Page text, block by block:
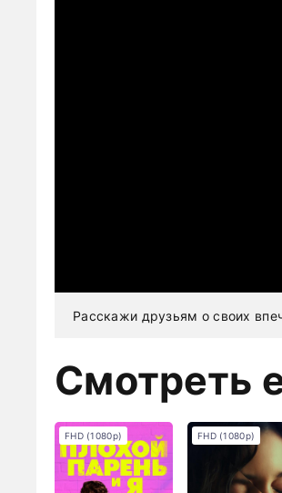
Расскажи друзьям о своих
Смотреть
FHD (1080p) FHD (1080p)